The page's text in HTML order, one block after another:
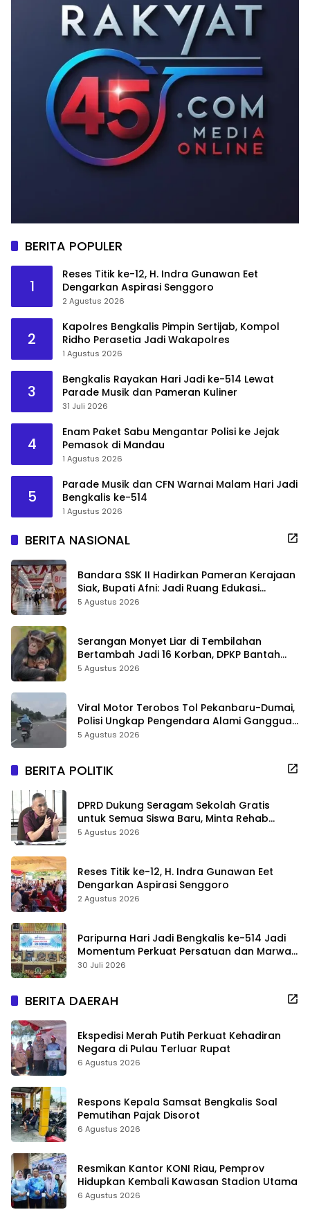
BERITA POPULER
1
Reses Titik ke-12, H. Indra Gunawan Eet
Dengarkan Aspirasi Senggoro
2 Agustus 2026
2
Kapolres Bengkalis Pimpin Sertijab, Kompol
Ridho Perasetia Jadi Wakapolres
1 Agustus 2026
3
Bengkalis Rayakan Hari Jadi ke-514 Lewat
Parade Musik dan Pameran Kuliner
31 Juli 2026
4
Enam Paket Sabu Mengantar Polisi ke Jejak
Pemasok di Mandau
1 Agustus 2026
5
Parade Musik dan CFN Warnai Malam Hari Jadi
Bengkalis ke-514
1 Agustus 2026
BERITA NASIONAL
Bandara SSK II Hadirkan Pameran Kerajaan
Siak, Bupati Afni: Jadi Ruang Edukasi
Sejarah Riau
5 Agustus 2026
Serangan Monyet Liar di Tembilahan
Bertambah Jadi 16 Korban, DPKP Bantah
Video Gerombolan Viral
5 Agustus 2026
Viral Motor Terobos Tol Pekanbaru-Dumai,
Polisi Ungkap Pengendara Alami Gangguan
Usai Kecelakaan
5 Agustus 2026
BERITA POLITIK
DPRD Dukung Seragam Sekolah Gratis
untuk Semua Siswa Baru, Minta Rehab
Sekolah Jangan Dikurangi
5 Agustus 2026
Reses Titik ke-12, H. Indra Gunawan Eet
Dengarkan Aspirasi Senggoro
2 Agustus 2026
Paripurna Hari Jadi Bengkalis ke-514 Jadi
Momentum Perkuat Persatuan dan Marwah
Negeri
30 Juli 2026
BERITA DAERAH
Ekspedisi Merah Putih Perkuat Kehadiran
Negara di Pulau Terluar Rupat
6 Agustus 2026
Respons Kepala Samsat Bengkalis Soal
Pemutihan Pajak Disorot
6 Agustus 2026
Resmikan Kantor KONI Riau, Pemprov
Hidupkan Kembali Kawasan Stadion Utama
6 Agustus 2026